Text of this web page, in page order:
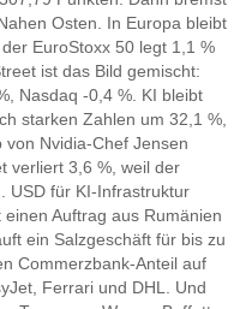
Osten. In Europa bleibt
EuroStoxx 50 legt 1,1 %
ist das Bild gemischt:
Nasdaq -0,4 %. KI bleibt
starken Zahlen um 32,1 %,
Nvidia-Chef Jensen
verliert 3,6 %, weil der
USD für KI-Infrastruktur
Auftrag aus Rumänien
ein Salzgeschäft für bis zu
Commerzbank-Anteil auf
Ferrari und DHL. Und